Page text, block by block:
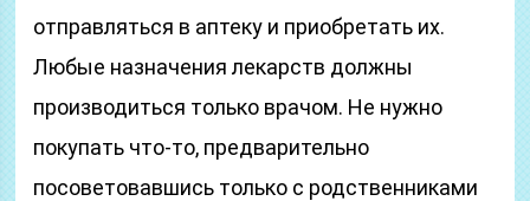
отправляться в аптеку и приобретать их.
Любые назначения лекарств должны
производиться только врачом. Не нужно
покупать что-то, предварительно
посоветовавшись только с родственниками